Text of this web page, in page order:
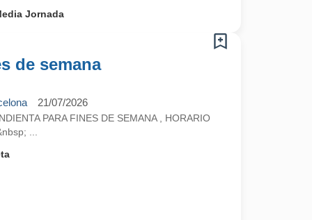
Jornada
de semana
21/07/2026
PARA FINES DE SEMANA , HORARIO
...